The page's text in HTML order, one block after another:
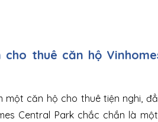
thuê căn hộ
một căn hộ cho thuê tiện nghi,
Central Park chắc chắn là